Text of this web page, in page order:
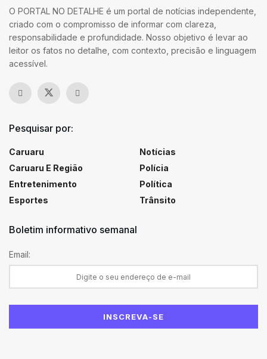
O PORTAL NO DETALHE é um portal de notícias independente,
criado com o compromisso de informar com clareza,
responsabilidade e profundidade. Nosso objetivo é levar ao
leitor os fatos no detalhe, com contexto, precisão e linguagem
acessível.
Pesquisar por:
Caruaru
Caruaru E Região
Entretenimento
Esportes
Notícias
Polícia
Política
Trânsito
Boletim informativo semanal
Email: